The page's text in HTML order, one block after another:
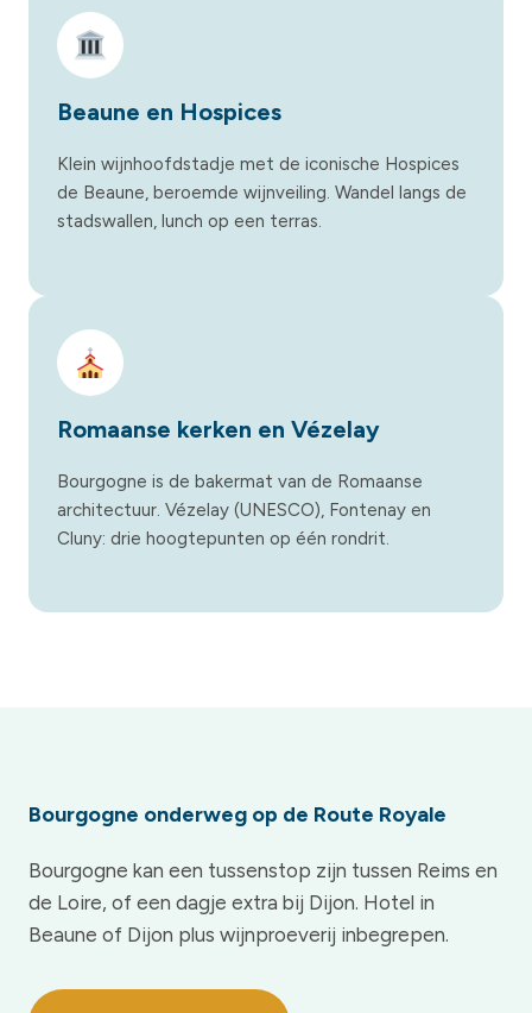
Beaune en Hospices
Klein wijnhoofdstadje met de iconische Hospices
de Beaune, beroemde wijnveiling. Wandel langs de
stadswallen, lunch op een terras.
Romaanse kerken en Vézelay
Bourgogne is de bakermat van de Romaanse
architectuur. Vézelay (UNESCO), Fontenay en
Cluny: drie hoogtepunten op één rondrit.
Bourgogne onderweg op de Route Royale
Bourgogne kan een tussenstop zijn tussen Reims en
de Loire, of een dagje extra bij Dijon. Hotel in
Beaune of Dijon plus wijnproeverij inbegrepen.